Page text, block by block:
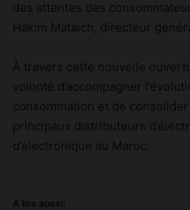
des attentes des
Hakim Mataich, directeur
À travers cette nouvelle
volonté d’accompagner
consommation et de
principaux distributeurs
d’électronique au Maroc.
A lire aussi: